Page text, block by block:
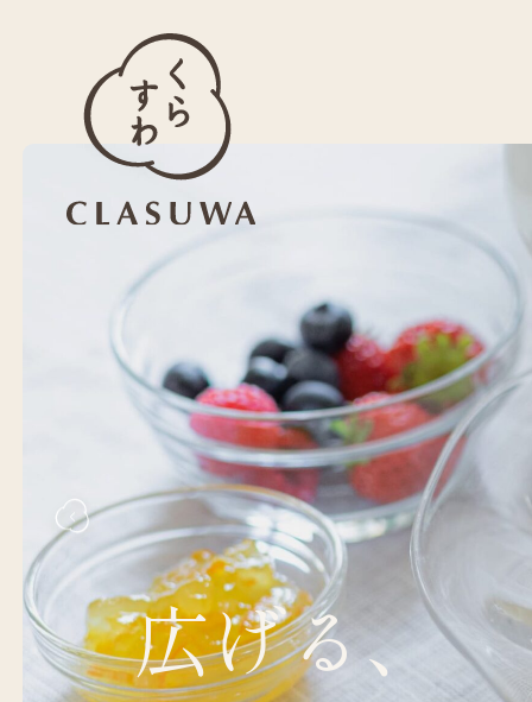
広げる、